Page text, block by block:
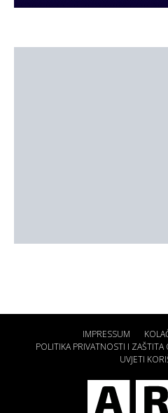
IMPRESSUM
POLITIKA PRIVATNOSTI I
UVJETI